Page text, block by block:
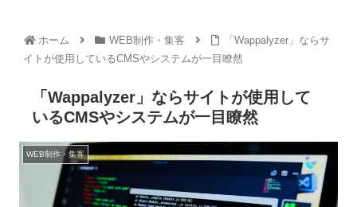
ホーム WEB制作・集客
「Wappalyzer」ならサ
イトが使用しているCMSやシステムが一目瞭然
「Wappalyzer」ならサイトが使用して
いるCMSやシステムが一目瞭然
WEB制作・集客